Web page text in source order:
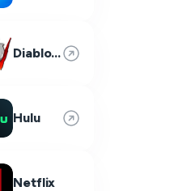
Diablo 4
Hulu
Netflix